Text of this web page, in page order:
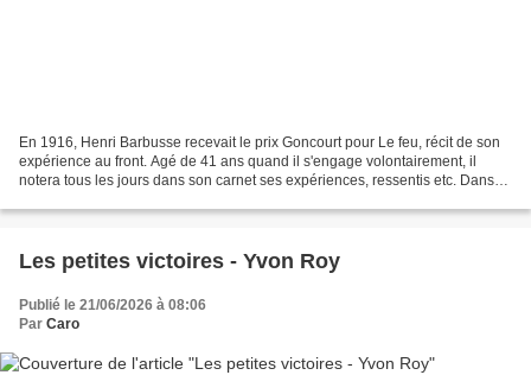
En 1916, Henri Barbusse recevait le prix Goncourt pour Le feu, récit de son
expérience au front. Agé de 41 ans quand il s'engage volontairement, il
notera tous les jours dans son carnet ses expériences, ressentis etc. Dans
Les petites victoires - Yvon Roy
Publié le 21/06/2026 à 08:06
Par Caro